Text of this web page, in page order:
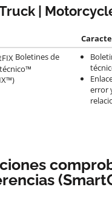
|
Boletines de
error